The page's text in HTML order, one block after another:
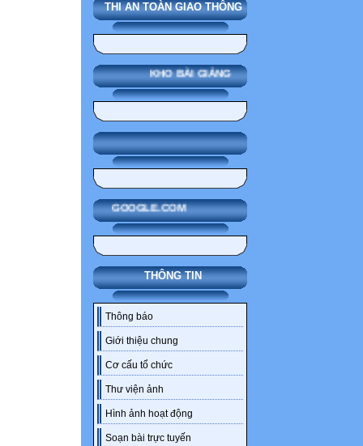
THI AN TOÀN GIAO THÔNG
KHO BÀI GIẢNG
GOOGLE.COM
THÔNG TIN
Thông báo
Giới thiệu chung
Cơ cấu tổ chức
Thư viện ảnh
Hình ảnh hoạt động
Soạn bài trực tuyến